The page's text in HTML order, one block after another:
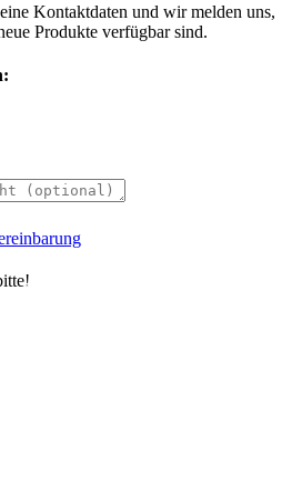
€
Kontaktdaten und wir melden uns,
Produkte verfügbar sind.